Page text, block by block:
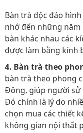
Bàn trà độc đáo
nhớ đến những năm
bàn khác nhau các
được làm bằng kính
4. Bàn trà theo
bàn trà theo phong
Đông, giúp người sử
Đó chính là lý do
chọn mua các thiết
không gian nội thất